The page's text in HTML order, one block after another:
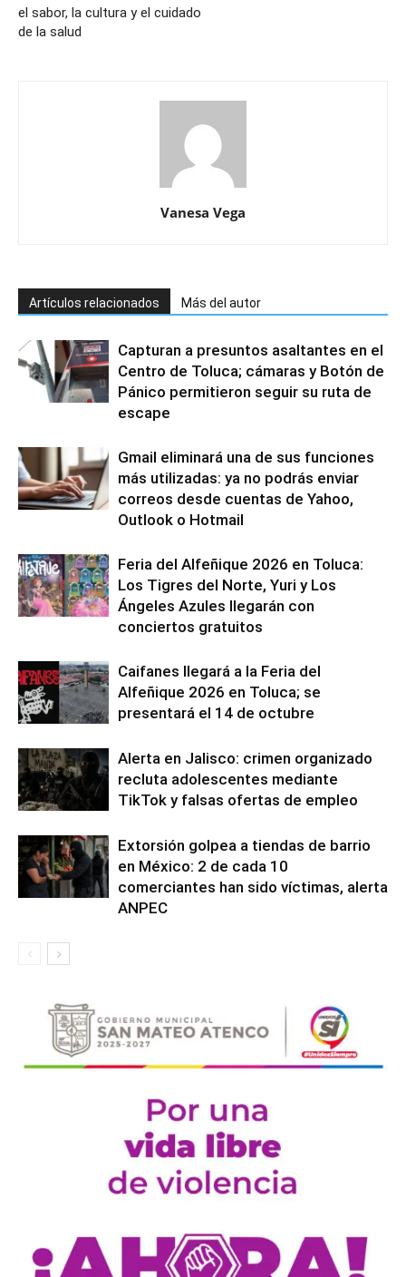
el sabor, la cultura y el cuidado
de la salud
Vanesa Vega
Artículos relacionados Más del autor
Capturan a presuntos asaltantes en el
Centro de Toluca; cámaras y Botón de
Pánico permitieron seguir su ruta de
escape
Gmail eliminará una de sus funciones
más utilizadas: ya no podrás enviar
correos desde cuentas de Yahoo,
Outlook o Hotmail
Feria del Alfeñique 2026 en Toluca:
Los Tigres del Norte, Yuri y Los
Ángeles Azules llegarán con
conciertos gratuitos
Caifanes llegará a la Feria del
Alfeñique 2026 en Toluca; se
presentará el 14 de octubre
Alerta en Jalisco: crimen organizado
recluta adolescentes mediante
TikTok y falsas ofertas de empleo
Extorsión golpea a tiendas de barrio
en México: 2 de cada 10
comerciantes han sido víctimas, alerta
ANPEC